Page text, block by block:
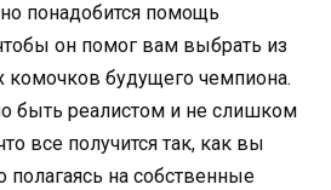
понадобится помощь
он помог вам выбрать из
будущего чемпиона.
быть реалистом и не слишком
все получится так, как вы
полагаясь на собственные